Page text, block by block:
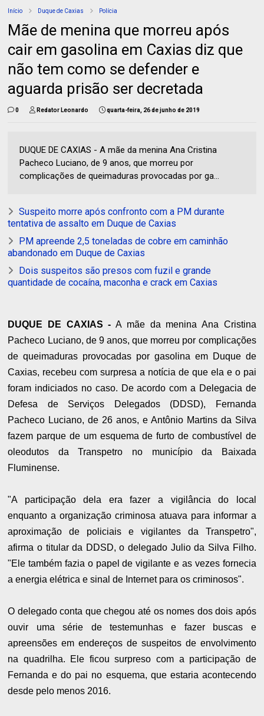
Início Duque de Caxias Polícia
Mãe de menina que morreu após
cair em gasolina em Caxias diz que
não tem como se defender e
aguarda prisão ser decretada
0 Redator Leonardo quarta-feira, 26 de junho de 2019
DUQUE DE CAXIAS - A mãe da menina Ana Cristina
Pacheco Luciano, de 9 anos, que morreu por
complicações de queimaduras provocadas por ga...
Suspeito morre após confronto com a PM durante
tentativa de assalto em Duque de Caxias
PM apreende 2,5 toneladas de cobre em caminhão
abandonado em Duque de Caxias
Dois suspeitos são presos com fuzil e grande
quantidade de cocaína, maconha e crack em Caxias
DUQUE DE CAXIAS - A mãe da menina Ana Cristina
Pacheco Luciano, de 9 anos, que morreu por complicações
de queimaduras provocadas por gasolina em Duque de
Caxias, recebeu com surpresa a notícia de que ela e o pai
foram indiciados no caso. De acordo com a Delegacia de
Defesa de Serviços Delegados (DDSD), Fernanda
Pacheco Luciano, de 26 anos, e Antônio Martins da Silva
fazem parque de um esquema de furto de combustível de
oleodutos da Transpetro no município da Baixada
Fluminense.
"A participação dela era fazer a vigilância do local
enquanto a organização criminosa atuava para informar a
aproximação de policiais e vigilantes da Transpetro",
afirma o titular da DDSD, o delegado Julio da Silva Filho.
"Ele também fazia o papel de vigilante e as vezes fornecia
a energia elétrica e sinal de Internet para os criminosos".
O delegado conta que chegou até os nomes dos dois após
ouvir uma série de testemunhas e fazer buscas e
apreensões em endereços de suspeitos de envolvimento
na quadrilha. Ele ficou surpreso com a participação de
Fernanda e do pai no esquema, que estaria acontecendo
desde pelo menos 2016.